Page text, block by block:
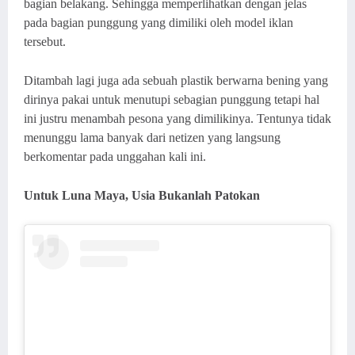
bagian belakang. Sehingga memperlihatkan dengan jelas
pada bagian punggung yang dimiliki oleh model iklan
tersebut.
Ditambah lagi juga ada sebuah plastik berwarna bening yang
dirinya pakai untuk menutupi sebagian punggung tetapi hal
ini justru menambah pesona yang dimilikinya. Tentunya tidak
menunggu lama banyak dari netizen yang langsung
berkomentar pada unggahan kali ini.
Untuk Luna Maya, Usia Bukanlah Patokan